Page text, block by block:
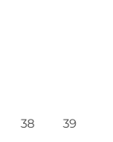
38
39